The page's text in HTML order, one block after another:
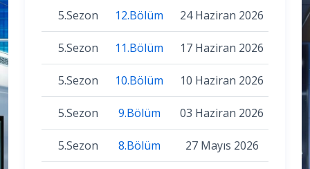
5.Sezon 12.Bölüm 24 Haziran 2026
5.Sezon 11.Bölüm 17 Haziran 2026
5.Sezon 10.Bölüm 10 Haziran 2026
5.Sezon 9.Bölüm 03 Haziran 2026
5.Sezon 8.Bölüm 27 Mayıs 2026